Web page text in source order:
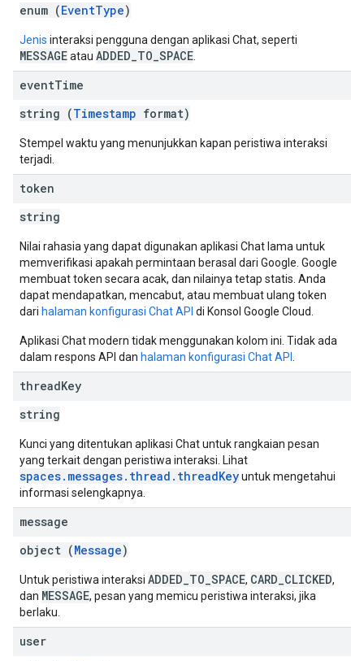
enum (EventType)
Jenis interaksi pengguna dengan aplikasi Chat, seperti
MESSAGEatau ADDED_TO_SPACE
eventTime
string (Timestamp format)
Stempel waktu yang menunjukkan kapan peristiwa interaksi
terjadi.
token
string
Nilai rahasia yang dapat digunakan aplikasi Chat lama untuk
memverifikasi apakah permintaan berasal dari Google. Google
membuat token secara acak, dan nilainya tetap statis. Anda
dapat mendapatkan, mencabut, atau membuat ulang token
dari halaman konfigurasi Chat API di Konsol Google Cloud.
Aplikasi Chat modern tidak menggunakan kolom ini. Tidak ada
dalam respons API dan halaman konfigurasi Chat API
threadKey
string
Kunci yang ditentukan aplikasi Chat untuk rangkaian pesan
yang terkait dengan peristiwa interaksi. Lihat
spaces.messages.thread.threadKeyuntuk mengetahui
informasi selengkapnya.
message
object (Message)
Untuk peristiwa interaksi ADDED_TO_SPACE, CARD_CLICKED,
dan MESSAGE, pesan yang memicu peristiwa interaksi, jika
berlaku.
user